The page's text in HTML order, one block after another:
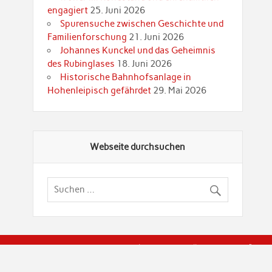
engagiert 25. Juni 2026
Spurensuche zwischen Geschichte und
Familienforschung 21. Juni 2026
Johannes Kunckel und das Geheimnis
des Rubinglases 18. Juni 2026
Historische Bahnhofsanlage in
Hohenleipisch gefährdet 29. Mai 2026
Webseite durchsuchen
© Brandenburgische Genealogische Gesellschaft (BGG)